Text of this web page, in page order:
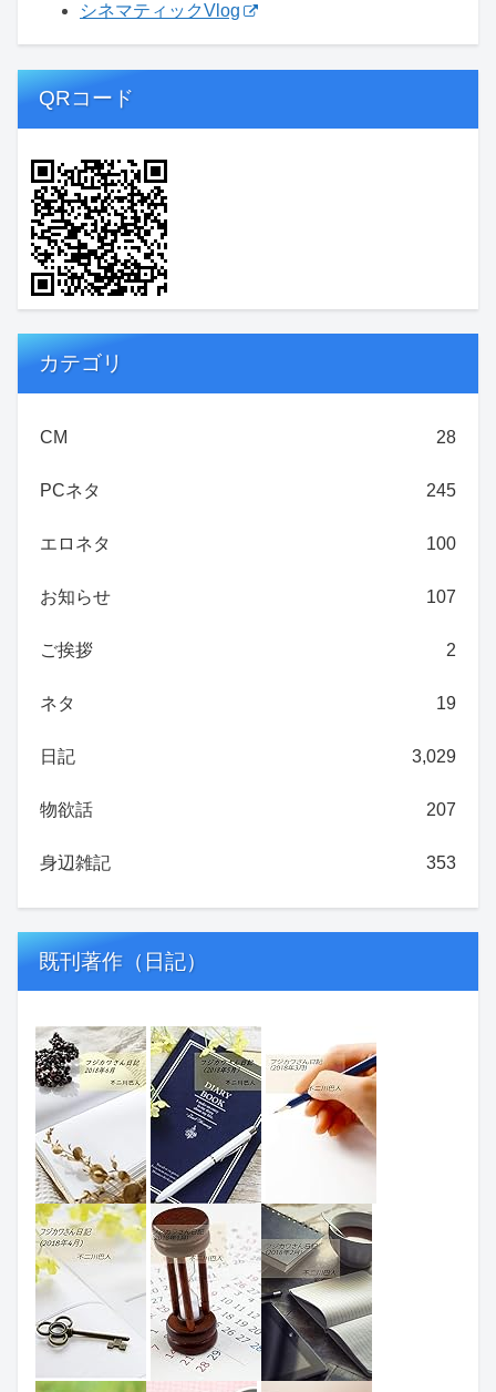
シネマティックVlog
QRコード
カテゴリ
CM 28
PCネタ 245
エロネタ 100
お知らせ 107
ご挨拶 2
ネタ 19
日記 3,029
物欲話 207
身辺雑記 353
既刊著作（日記）